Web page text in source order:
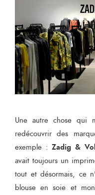
Une autre chose qui
redécouvrir des
exemple :Zadig &
avait toujours un
tout et désormais, ce
blouse en soie et